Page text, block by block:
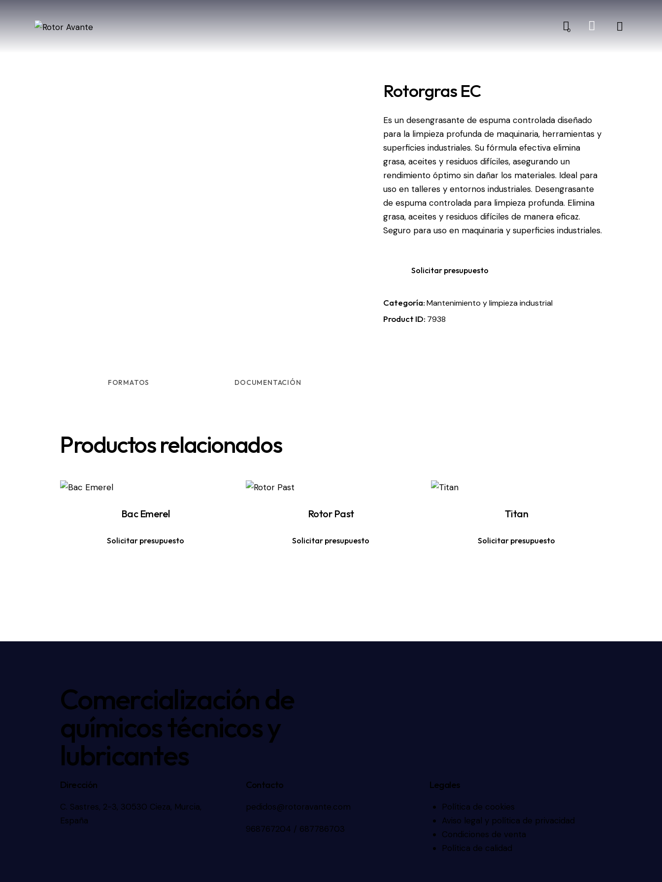
0
Rotorgras EC
Es un desengrasante de espuma controlada diseñado
para la limpieza profunda de maquinaria, herramientas y
superficies industriales. Su fórmula efectiva elimina
grasa, aceites y residuos difíciles, asegurando un
rendimiento óptimo sin dañar los materiales. Ideal para
uso en talleres y entornos industriales. Desengrasante
de espuma controlada para limpieza profunda. Elimina
grasa, aceites y residuos difíciles de manera eficaz.
Seguro para uso en maquinaria y superficies industriales.
Solicitar presupuesto
Categoría:Mantenimiento y limpieza industrial
Product ID: 7938
FORMATOS DOCUMENTACIÓN
Productos relacionados
Bac Emerel
Solicitar presupuesto
Rotor Past
Solicitar presupuesto
Titan
Solicitar presupuesto
Comercialización de
químicos técnicos y
lubricantes
Dirección
C. Sastres, 2-3, 30530 Cieza, Murcia,
España
Contacto
pedidos@rotoravante.com
968767204 / 687786703
Legales
Política de cookies
Aviso legal y política de privacidad
Condiciones de venta
Política de calidad